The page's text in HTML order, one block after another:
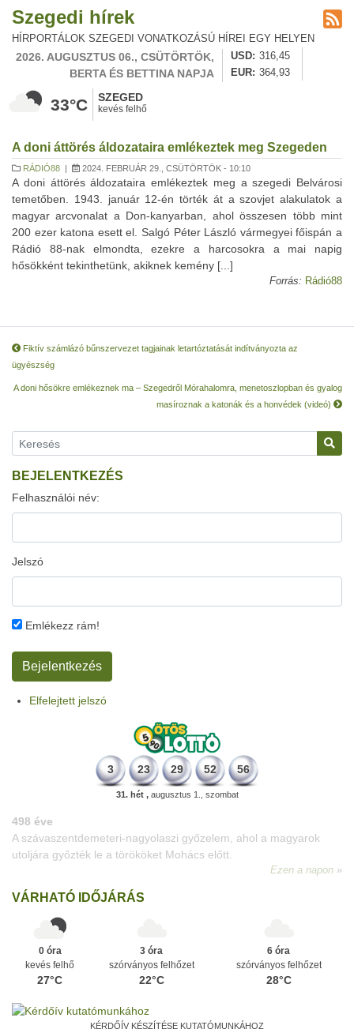
Szegedi hírek
HÍRPORTÁLOK SZEGEDI VONATKOZÁSÚ HÍREI EGY HELYEN
2026. AUGUSZTUS 06., CSÜTÖRTÖK,
BERTA ÉS BETTINA NAPJA
USD
316,45
EUR
364,93
33°C SZEGED
kevés felhő
A doni áttörés áldozataira emlékeztek meg Szegeden
RÁDIÓ88 | 2024. FEBRUÁR 29., CSÜTÖRTÖK - 10:10
A doni áttörés áldozataira emlékeztek meg a szegedi Belvárosi
temetőben. 1943. január 12-én törték át a szovjet alakulatok a
magyar arcvonalat a Don-kanyarban, ahol összesen több mint
200 ezer katona esett el. Salgó Péter László vármegyei főispán a
Rádió 88-nak elmondta, ezekre a harcosokra a mai napig
hősökként tekinthetünk, akiknek kemény [...]
Forrás: Rádió88
Fiktív számlázó bűnszervezet tagjainak letartóztatását indítványozta az
ügyészség
A doni hősökre emlékeznek ma – Szegedről Mórahalomra, menetoszlopban és gyalog
masíroznak a katonák és a honvédek (videó)
BEJELENTKEZÉS
Felhasználói név:
Jelszó
Emlékezz rám!
Elfelejtett jelszó
3 23 29 52 56
31. hét ,augusztus 1., szombat
498 éve
A szávaszentdemeteri-nagyolaszi győzelem, ahol a magyarok
utoljára győzték le a törököket Mohács előtt.
Ezen a napon
VÁRHATÓ IDŐJÁRÁS
0 óra
kevés felhő
27°C
3 óra
szórványos felhőzet
22°C
6 óra
szórványos felhőzet
28°C
KÉRDŐÍV KÉSZÍTÉSE KUTATÓMUNKÁHOZ